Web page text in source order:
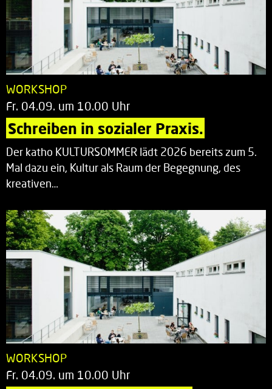
WORKSHOP
Fr. 04.09. um 10.00 Uhr
Schreiben in sozialer Praxis.
Der katho KULTURSOMMER lädt 2026 bereits zum 5.
Mal dazu ein, Kultur als Raum der Begegnung, des
kreativen…
WORKSHOP
Fr. 04.09. um 10.00 Uhr